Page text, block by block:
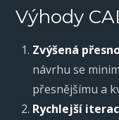
Výhody
Zvýšená
návrhu se
přesnějšímu a
Rychlejší